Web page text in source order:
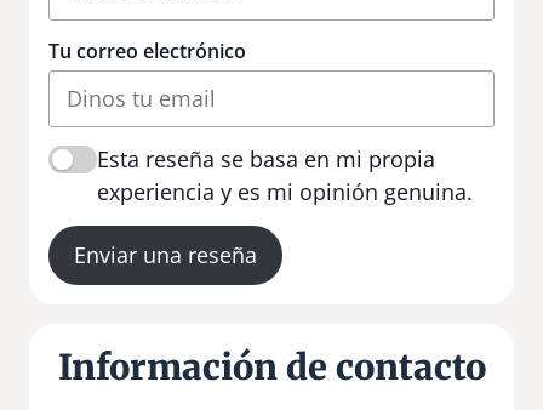
Tu correo electrónico
Esta reseña se basa en mi propia
experiencia y es mi opinión genuina.
Enviar una reseña
Información de contacto